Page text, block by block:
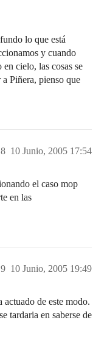
lo que está
y cuando
cielo, las cosas se
Piñera, pienso que
10 Junio, 2005 17:54
8
el caso mop
en las
10 Junio, 2005 19:49
9
actuado de este modo.
tardaria en saberse de